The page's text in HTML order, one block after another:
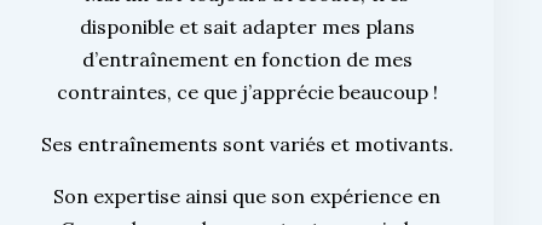
disponible et sait adapter mes plans
d’entraînement en fonction de mes
contraintes, ce que j’apprécie beaucoup !
Ses entraînements sont variés et motivants.
Son expertise ainsi que son expérience en